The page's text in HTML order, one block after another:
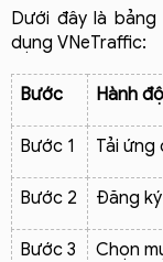
Dưới đây là
dụng VNeTraffic:
Bước Hành
Bước 1 Tải ứng
Bước 2 Đăng
Bước 3 Chọn